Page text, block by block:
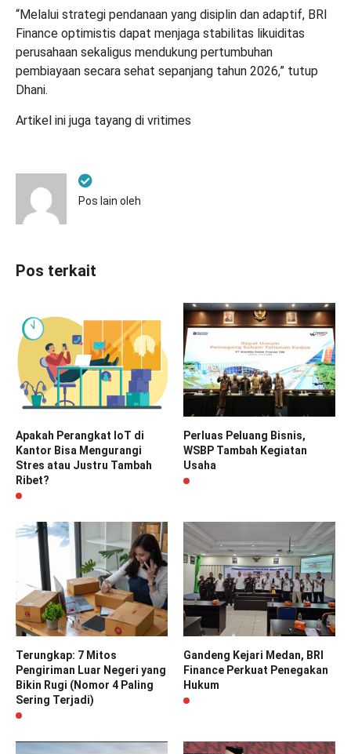
“Melalui strategi pendanaan yang disiplin dan adaptif, BRI
Finance optimistis dapat menjaga stabilitas likuiditas
perusahaan sekaligus mendukung pertumbuhan
pembiayaan secara sehat sepanjang tahun 2026,” tutup
Dhani.
Artikel ini juga tayang di vritimes
Pos lain oleh
Pos terkait
Apakah Perangkat IoT di
Kantor Bisa Mengurangi
Stres atau Justru Tambah
Ribet?
Perluas Peluang Bisnis,
WSBP Tambah Kegiatan
Usaha
Terungkap: 7 Mitos
Pengiriman Luar Negeri yang
Bikin Rugi (Nomor 4 Paling
Sering Terjadi)
Gandeng Kejari Medan, BRI
Finance Perkuat Penegakan
Hukum